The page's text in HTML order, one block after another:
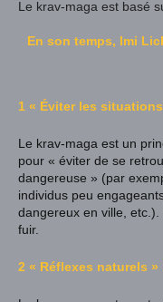
Le krav-maga est basé
En son temps, Imi
1 « Éviter les
Le krav-maga est un
pour « éviter de se
dangereuse » (par
individus peu
dangereux en ville, etc. ).
fuir.
2 « Réflexes naturels »